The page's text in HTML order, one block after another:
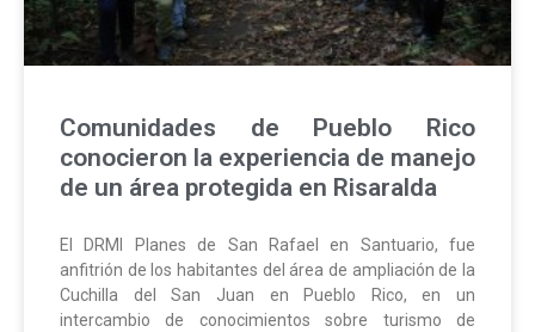
Comunidades de Pueblo Rico
conocieron la experiencia de manejo
de un área protegida en Risaralda
El DRMI Planes de San Rafael en Santuario, fue
anfitrión de los habitantes del área de ampliación de la
Cuchilla del San Juan en Pueblo Rico, en un
intercambio de conocimientos sobre turismo de